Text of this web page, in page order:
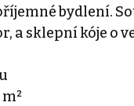
bydlení.
a sklepní kóje o